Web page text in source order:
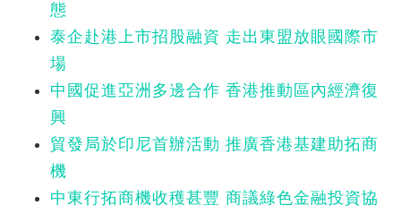
態
泰企赴港上市招股融資 走出東盟放眼國際市
場
中國促進亞洲多邊合作 香港推動區內經濟復
興
貿發局於印尼首辦活動 推廣香港基建助拓商
機
中東行拓商機收穫甚豐 商議綠色金融投資協